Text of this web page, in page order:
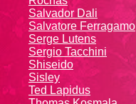
Salvador Dali
Salvatore Ferragamo
Serge Lutens
Sergio Tacchini
Shiseido
Sisley
Ted Lapidus